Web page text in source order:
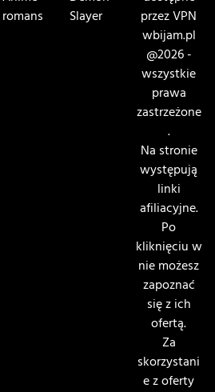
romans
Slayer
przez VPN
wbijam.pl
@2026 -
wszystkie
prawa
zastrzeżone
.
Na stronie
występują
linki
afiliacyjne.
Po
kliknięciu w
nie możesz
zapoznać
się z ich
ofertą.
Za
skorzystani
e z oferty